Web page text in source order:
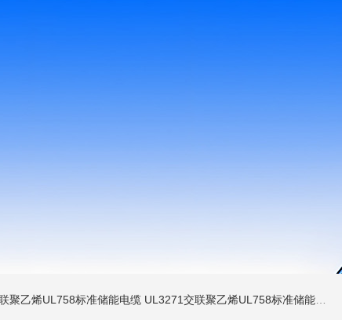
聚乙烯UL758标准储能电缆 UL3271交联聚乙烯UL758标准储能电缆